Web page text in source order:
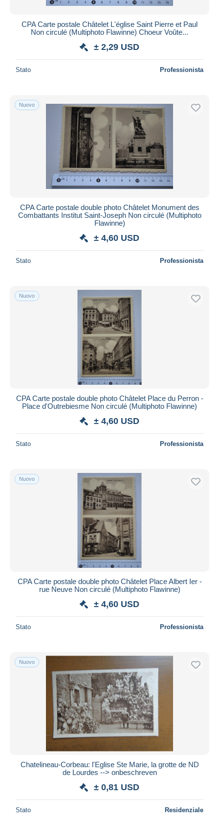
CPA Carte postale Châtelet L'église Saint Pierre et Paul
Non circulé (Multiphoto Flawinne) Choeur Voûte...
± 2,29 USD
Stato Professionista
Nuovo
CPA Carte postale double photo Châtelet Monument des
Combattants Institut Saint-Joseph Non circulé (Multiphoto
Flawinne)
± 4,60 USD
Stato Professionista
Nuovo
CPA Carte postale double photo Châtelet Place du Perron -
Place d'Outrebiesme Non circulé (Multiphoto Flawinne)
± 4,60 USD
Stato Professionista
Nuovo
CPA Carte postale double photo Châtelet Place Albert Ier -
rue Neuve Non circulé (Multiphoto Flawinne)
± 4,60 USD
Stato Professionista
Nuovo
Chatelineau-Corbeau: l'Eglise Ste Marie, la grotte de ND
de Lourdes --> onbeschreven
± 0,81 USD
Stato Residenziale